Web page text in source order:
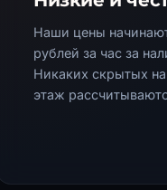
Наши цены
рублей за час за
Никаких скрытых
этаж